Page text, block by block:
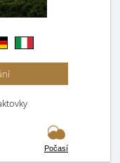
Počasí